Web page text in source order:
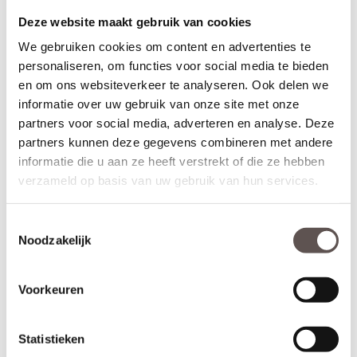
Deze website maakt gebruik van cookies
We gebruiken cookies om content en advertenties te
personaliseren, om functies voor social media te bieden
en om ons websiteverkeer te analyseren. Ook delen we
informatie over uw gebruik van onze site met onze
partners voor social media, adverteren en analyse. Deze
partners kunnen deze gegevens combineren met andere
informatie die u aan ze heeft verstrekt of die ze hebben
verzameld op basis van uw gebruik van hun services.
Noodzakelijk
Voorkeuren
Statistieken
Deurkruk Bastian op
schild 245x45 mm
profielcilindergat 55
mm mat zwart
€ 42,75
Meer info
Deurkruk Bastian op
schild 245x45 mm
WC63/8 mm mat zwart
€ 46,50
Meer info
Deurbeslag is in een grote variëteit te verkrijgen en is door
gebruik aan slijtage onderhevig. Het is daarom goed om stil
en de oppervlakte behandelingen. Hier lees je hoe je het
product het beste kunt onderhouden.
Regelmatig onderhoud verlengt de levensduur van het